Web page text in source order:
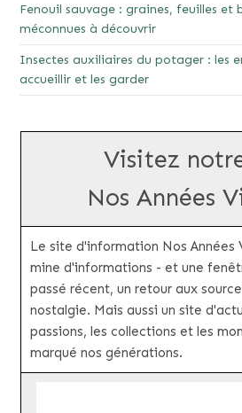
Fenouil sauvage : graines, feuilles et
méconnues à découvrir
Insectes auxiliaires du potager : les
accueillir et les garder
Visitez
Nos Années
Le site d'information Nos Années
mine d'informations - et une
passé récent, un retour aux
nostalgie. Mais aussi un site
passions, les collections et les
marqué nos générations.